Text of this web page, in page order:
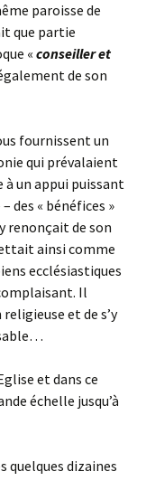
paroisse de
que partie
« conseiller et
de son
fournissent un
qui prévalaient
à un appui puissant
des « bénéfices »
renonçait de son
ainsi comme
ecclésiastiques
Il
et de s’y
et dans ce
échelle jusqu’à
quelques dizaines